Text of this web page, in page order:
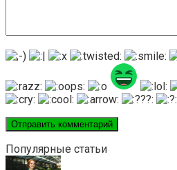
Популярные статьи